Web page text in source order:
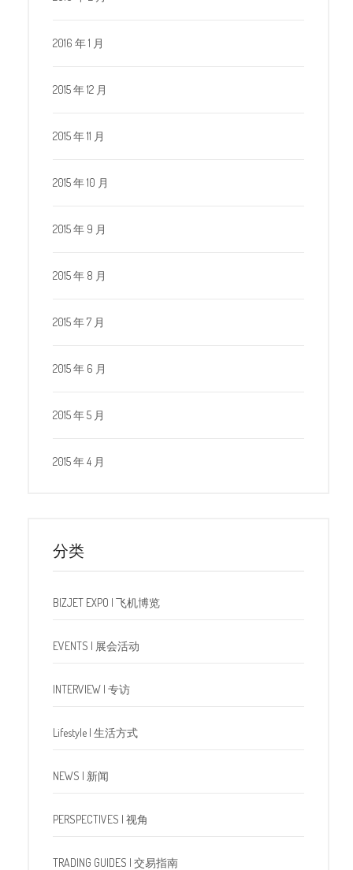
2016 年 1 月
2015 年 12 月
2015 年 11 月
2015 年 10 月
2015 年 9 月
2015 年 8 月
2015 年 7 月
2015 年 6 月
2015 年 5 月
2015 年 4 月
分类
BIZJET EXPO | 飞机博览
EVENTS | 展会活动
INTERVIEW | 专访
Lifestyle | 生活方式
NEWS | 新闻
PERSPECTIVES | 视角
TRADING GUIDES | 交易指南